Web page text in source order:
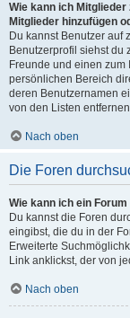
Wie kann ich
Mitglieder hinzufügen
Du kannst Benutzer auf
Benutzerprofil siehst du
Freunde und einen
persönlichen Bereich
deren Benutzernamen
von den Listen
Nach oben
Die Foren
Wie kann ich ein
Du kannst die Foren
eingibst, die du in der
Erweiterte
Link anklickst, der von
Nach oben